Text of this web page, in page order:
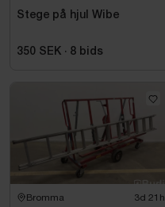
Stege på hjul Wibe
350 SEK · 8 bids
Bromma 3d 21h